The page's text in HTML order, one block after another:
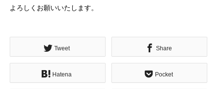
よろしくお願いいたします。
Tweet Share
Hatena Pocket